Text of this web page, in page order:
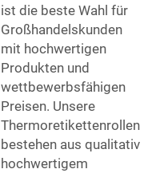
ist die beste Wahl für
Großhandelskunden
mit hochwertigen
Produkten und
wettbewerbsfähigen
Preisen. Unsere
Thermoretikettenrollen
bestehen aus qualitativ
hochwertigem